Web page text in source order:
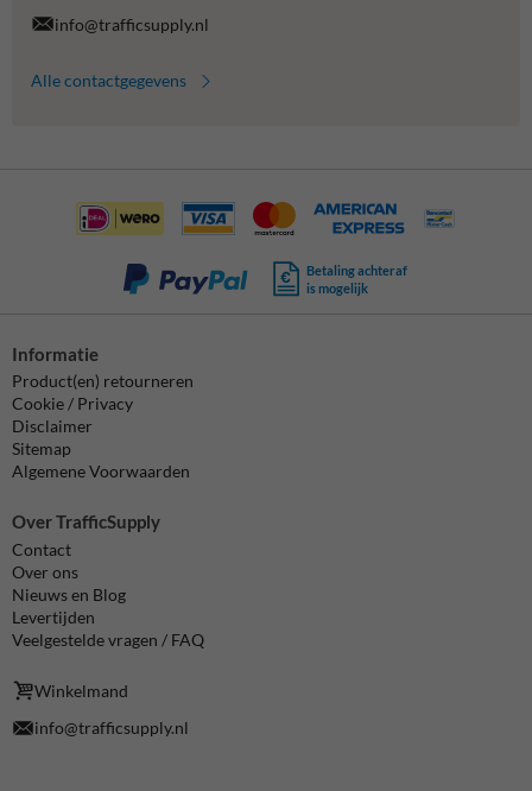
info@trafficsupply.nl
Alle contactgegevens
Betaling achteraf
is mogelijk
Informatie
Product(en) retourneren
Cookie / Privacy
Disclaimer
Sitemap
Algemene Voorwaarden
Over TrafficSupply
Contact
Over ons
Nieuws en Blog
Levertijden
Veelgestelde vragen / FAQ
Winkelmand
info@trafficsupply.nl